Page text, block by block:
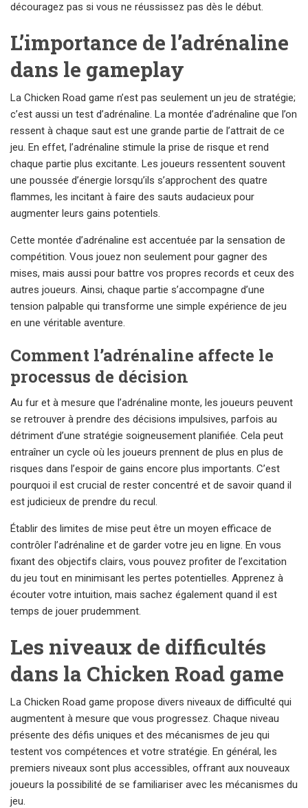
découragez pas si vous ne réussissez pas dès le début.
L’importance de l’adrénaline
dans le gameplay
La Chicken Road game n’est pas seulement un jeu de stratégie;
c’est aussi un test d’adrénaline. La montée d’adrénaline que l’on
ressent à chaque saut est une grande partie de l’attrait de ce
jeu. En effet, l’adrénaline stimule la prise de risque et rend
chaque partie plus excitante. Les joueurs ressentent souvent
une poussée d’énergie lorsqu’ils s’approchent des quatre
flammes, les incitant à faire des sauts audacieux pour
augmenter leurs gains potentiels.
Cette montée d’adrénaline est accentuée par la sensation de
compétition. Vous jouez non seulement pour gagner des
mises, mais aussi pour battre vos propres records et ceux des
autres joueurs. Ainsi, chaque partie s’accompagne d’une
tension palpable qui transforme une simple expérience de jeu
en une véritable aventure.
Comment l’adrénaline affecte le
processus de décision
Au fur et à mesure que l’adrénaline monte, les joueurs peuvent
se retrouver à prendre des décisions impulsives, parfois au
détriment d’une stratégie soigneusement planifiée. Cela peut
entraîner un cycle où les joueurs prennent de plus en plus de
risques dans l’espoir de gains encore plus importants. C’est
pourquoi il est crucial de rester concentré et de savoir quand il
est judicieux de prendre du recul.
Établir des limites de mise peut être un moyen efficace de
contrôler l’adrénaline et de garder votre jeu en ligne. En vous
fixant des objectifs clairs, vous pouvez profiter de l’excitation
du jeu tout en minimisant les pertes potentielles. Apprenez à
écouter votre intuition, mais sachez également quand il est
temps de jouer prudemment.
Les niveaux de difficultés
dans la Chicken Road game
La Chicken Road game propose divers niveaux de difficulté qui
augmentent à mesure que vous progressez. Chaque niveau
présente des défis uniques et des mécanismes de jeu qui
testent vos compétences et votre stratégie. En général, les
premiers niveaux sont plus accessibles, offrant aux nouveaux
joueurs la possibilité de se familiariser avec les mécanismes du
jeu.